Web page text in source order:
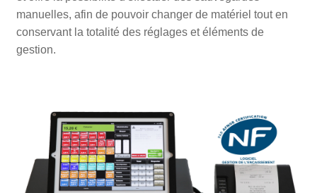
manuelles, afin de pouvoir changer de matériel tout en
conservant la totalité des réglages et éléments de
gestion.